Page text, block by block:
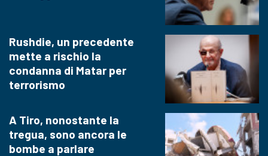
Rushdie, un precedente
mette a rischio la
condanna di Matar per
terrorismo
A Tiro, nonostante la
tregua, sono ancora le
bombe a parlare